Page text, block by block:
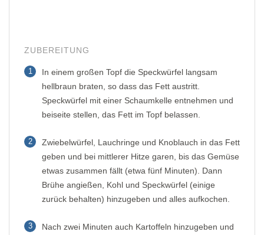
ZUBEREITUNG
1
In einem großen Topf die Speckwürfel langsam
hellbraun braten, so dass das Fett austritt.
Speckwürfel mit einer Schaumkelle entnehmen und
beiseite stellen, das Fett im Topf belassen.
2
Zwiebelwürfel, Lauchringe und Knoblauch in das Fett
geben und bei mittlerer Hitze garen, bis das Gemüse
etwas zusammen fällt (etwa fünf Minuten). Dann
Brühe angießen, Kohl und Speckwürfel (einige
zurück behalten) hinzugeben und alles aufkochen.
3
Nach zwei Minuten auch Kartoffeln hinzugeben und